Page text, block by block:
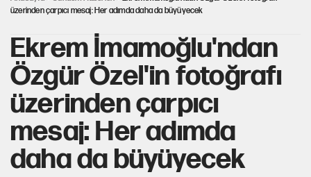
üzerinden çarpıcı mesaj: Her adımda daha da büyüyecek
Ekrem İmamoğlu'ndan
Özgür Özel'in fotoğrafı
üzerinden çarpıcı
mesaj: Her adımda
daha da büyüyecek